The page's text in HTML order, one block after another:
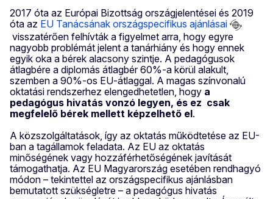
2017 óta az Európai Bizottság országjelentései és 2019
óta az EU Tanácsának országspecifikus ajánlásai
visszatérően felhívták a figyelmet arra, hogy egyre
nagyobb problémát jelent a tanárhiány és hogy ennek
egyik oka a bérek alacsony szintje. A pedagógusok
átlagbére a diplomás átlagbér 60%-a körül alakult,
szemben a 90%-os EU-átlaggal. A magas színvonalú
oktatási rendszerhez elengedhetetlen, hogy a
pedagógus hivatás vonzó legyen, és ez csak
megfelelő bérek mellett képzelhető el.
A közszolgáltatások, így az oktatás működtetése az EU-
ban a tagállamok feladata. Az EU az oktatás
minőségének vagy hozzáférhetőségének javítását
támogathatja. Az EU Magyarország esetében rendhagyó
módon – tekintettel az országspecifikus ajánlásban
bemutatott szükségletre – a pedagógus hivatás